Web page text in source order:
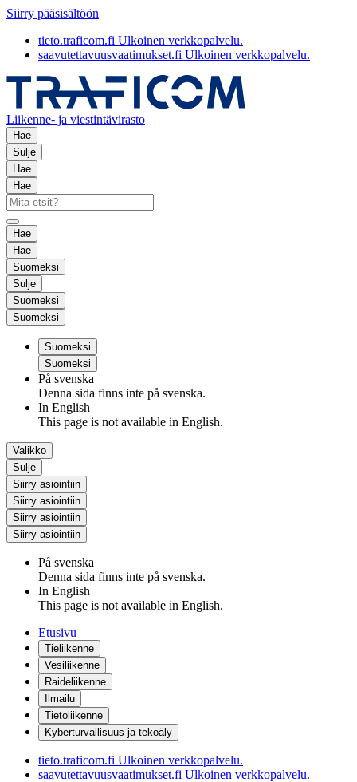
Siirry pääsisältöön
tieto.traficom.fi Ulkoinen verkkopalvelu.
saavutettavuusvaatimukset.fi Ulkoinen verkkopalvelu.
Liikenne- ja viestintävirasto
Hae
Sulje
Hae
Hae
Hae
Hae
Suomeksi
Sulje
Suomeksi
Suomeksi
Suomeksi
Suomeksi
På svenska
Denna sida finns inte på svenska.
In English
This page is not available in English.
Valikko
Sulje
Siirry asiointiin
Siirry asiointiin
Siirry asiointiin
Siirry asiointiin
På svenska
Denna sida finns inte på svenska.
In English
This page is not available in English.
Etusivu
Tieliikenne
Vesiliikenne
Raideliikenne
Ilmailu
Tietoliikenne
Kyberturvallisuus ja tekoäly
tieto.traficom.fi Ulkoinen verkkopalvelu.
saavutettavuusvaatimukset.fi Ulkoinen verkkopalvelu.